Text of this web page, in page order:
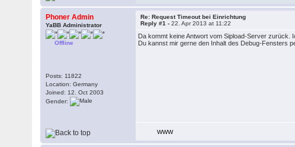
Phoner Admin
YaBB Administrator
Offline
Posts: 11822
Location: Germany
Joined: 12. Oct 2003
Gender:
Re: Request Timeout bei Einrichtung
Reply #1 -22. Apr 2013 at 11:22
Da kommt keine Antwort vom Sipload-Server zurück.
Du kannst mir gerne den Inhalt des Debug-Fensters
WWW